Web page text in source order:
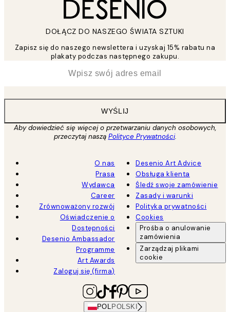
DOŁĄCZ DO NASZEGO ŚWIATA SZTUKI
Zapisz się do naszego newslettera i uzyskaj 15% rabatu na
plakaty podczas następnego zakupu.
WYŚLIJ
Aby dowiedzieć się więcej o przetwarzaniu danych osobowych,
przeczytaj naszą Polityce Prywatności.
O nas
Prasa
Wydawca
Career
Zrównoważony rozwój
Oświadczenie o
Dostępności
Desenio Ambassador
Programme
Art Awards
Zaloguj się (firma)
Desenio Art Advice
Obsługa klienta
Śledź swoje zamówienie
Zasady i warunki
Polityka prywatności
Cookies
Prośba o anulowanie
zamówienia
Zarządzaj plikami
cookie
POL POLSKI